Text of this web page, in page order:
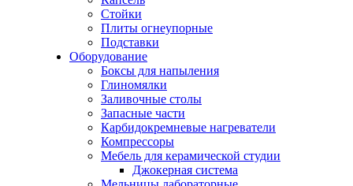
Стойки
Плиты огнеупорные
Подставки
Оборудование
Боксы для напыления
Глиномялки
Заливочные столы
Запасные части
Карбидокремневые нагреватели
Компрессоры
Мебель для керамической студии
Джокерная система